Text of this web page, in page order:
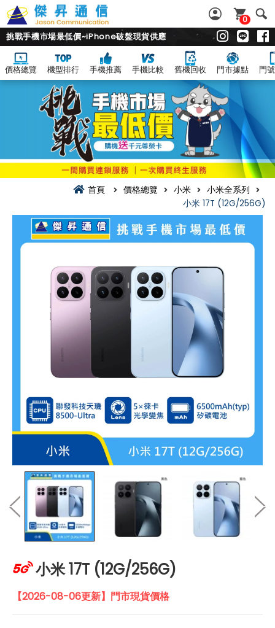
0
挑戰手機市場最低價~iPhone破盤現貨供應
價格總覽 機型排行 手機推薦 手機比較 舊機回收 門市據點 門
首頁 價格總覽 小米
小米全系列
小米 17T (12G/256G)
小米 17T (12G/256G)
【2026-08-06更新】門市現貨價格